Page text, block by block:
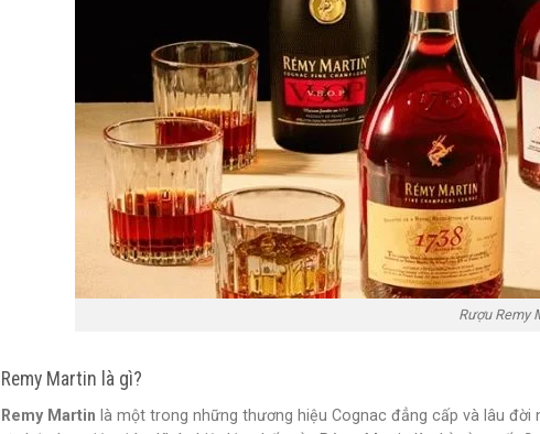
Rượu Remy
Remy Martin là gì?
Remy Martin là một trong những thương hiệu Cognac đẳng cấp và lâu